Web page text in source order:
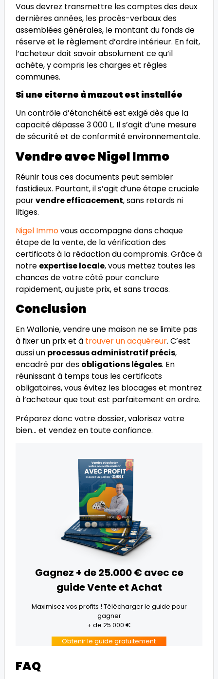
Vous devrez transmettre les comptes des deux
dernières années, les procès-verbaux des
assemblées générales, le montant du fonds de
réserve et le règlement d’ordre intérieur. En fait,
l’acheteur doit savoir absolument ce qu’il
achète, y compris les charges et règles
communes.
Si une citerne à mazout est installée
Un contrôle d’étanchéité est exigé dès que la
capacité dépasse 3 000 L. Il s’agit d’une mesure
de sécurité et de conformité environnementale.
Vendre avec Nigel Immo
Réunir tous ces documents peut sembler
fastidieux. Pourtant, il s’agit d’une étape cruciale
pourvendre efficacement, sans retards ni
litiges.
Nigel Immovous accompagne dans chaque
étape de la vente, de la vérification des
certificats à la rédaction du compromis. Grâce à
notre expertise locale, vous mettez toutes les
chances de votre côté pour conclure
rapidement, au juste prix, et sans tracas.
Conclusion
En Wallonie, vendre une maison ne se limite pas
à fixer un prix et à trouver un acquéreur. C’est
aussi un processus administratif précis,
encadré par des obligations légales. En
réunissant à temps tous les certificats
obligatoires, vous évitez les blocages et montrez
à l’acheteur que tout est parfaitement en ordre.
Préparez donc votre dossier, valorisez votre
bien… et vendez en toute confiance.
Gagnez + de 25.000 € avec ce
guide Vente et Achat
Maximisez vos profits ! Télécharger le guide pour
gagner
+ de 25 000 €
Obtenir le guide gratuitement
FAQ